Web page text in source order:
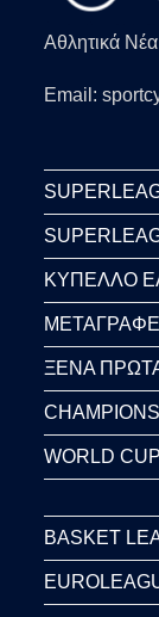
Αθλητικά
Email:
ΚΥΠΕΛΛΟ
ΞΕΝΑ
WORLD CUP
BASKET